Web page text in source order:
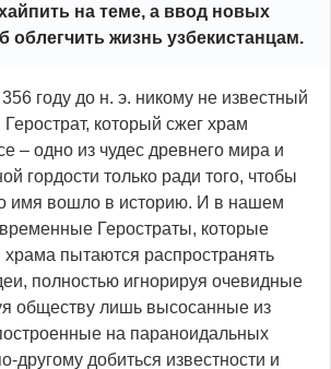
на теме, а ввод новых
облегчить жизнь узбекистанцам.
году до н. э. никому не известный
который сжег храм
– одно из чудес древнего мира и
гордости только ради того, чтобы
имя вошло в историю. И в нашем
Геростраты, которые
пытаются распространять
полностью игнорируя очевидные
обществу лишь высосанные из
на параноидальных
другому добиться известности и